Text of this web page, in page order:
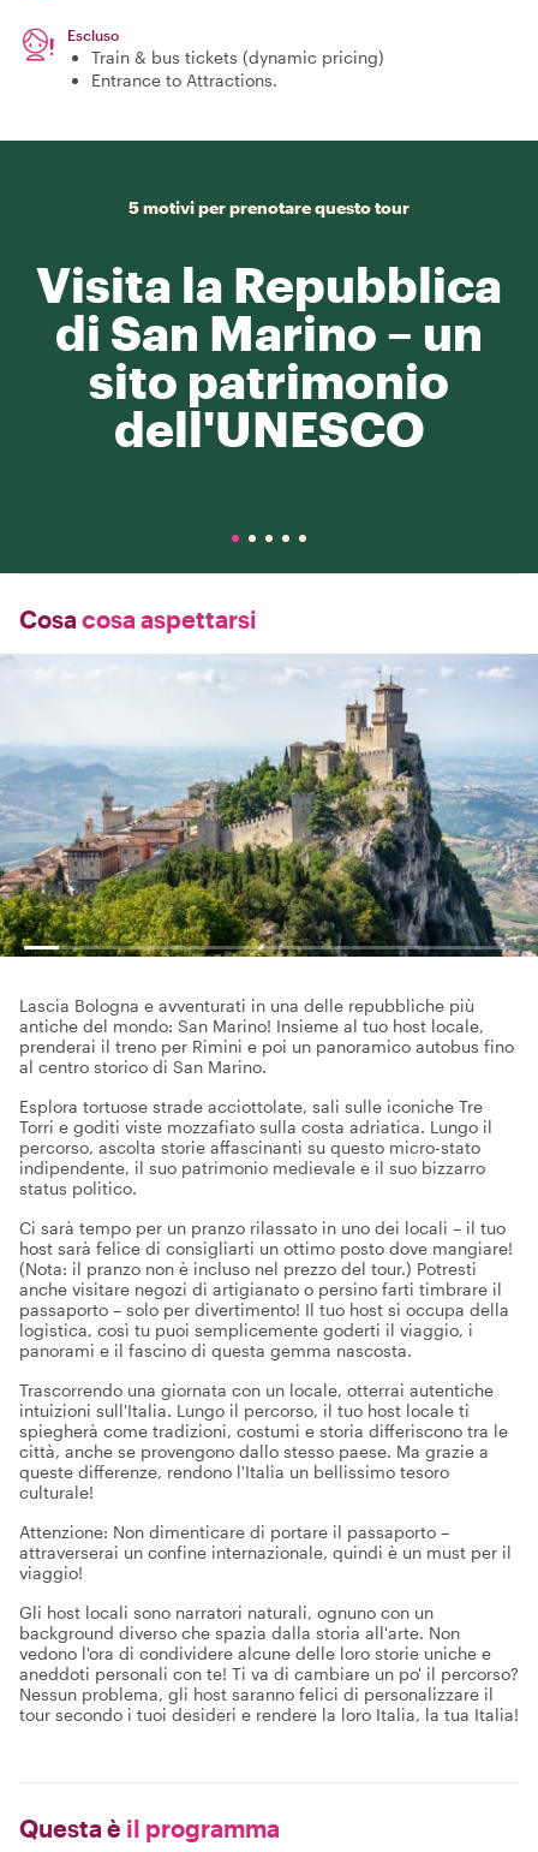
Escluso
Train & bus tickets (dynamic pricing)
Entrance to Attractions.
5 motivi per prenotare questo tour
Visita la Repubblica
di San Marino – un
sito patrimonio
dell'UNESCO
Cosa cosa aspettarsi
Lascia Bologna e avventurati in una delle repubbliche più
antiche del mondo: San Marino! Insieme al tuo host locale,
prenderai il treno per Rimini e poi un panoramico autobus fino
al centro storico di San Marino.
Esplora tortuose strade acciottolate, sali sulle iconiche Tre
Torri e goditi viste mozzafiato sulla costa adriatica. Lungo il
percorso, ascolta storie affascinanti su questo micro-stato
indipendente, il suo patrimonio medievale e il suo bizzarro
status politico.
Ci sarà tempo per un pranzo rilassato in uno dei locali – il tuo
host sarà felice di consigliarti un ottimo posto dove mangiare!
(Nota: il pranzo non è incluso nel prezzo del tour.) Potresti
anche visitare negozi di artigianato o persino farti timbrare il
passaporto – solo per divertimento! Il tuo host si occupa della
logistica, così tu puoi semplicemente goderti il viaggio, i
panorami e il fascino di questa gemma nascosta.
Trascorrendo una giornata con un locale, otterrai autentiche
intuizioni sull'Italia. Lungo il percorso, il tuo host locale ti
spiegherà come tradizioni, costumi e storia differiscono tra le
città, anche se provengono dallo stesso paese. Ma grazie a
queste differenze, rendono l'Italia un bellissimo tesoro
culturale!
Attenzione: Non dimenticare di portare il passaporto –
attraverserai un confine internazionale, quindi è un must per il
viaggio!
Gli host locali sono narratori naturali, ognuno con un
background diverso che spazia dalla storia all'arte. Non
vedono l'ora di condividere alcune delle loro storie uniche e
aneddoti personali con te! Ti va di cambiare un po' il percorso?
Nessun problema, gli host saranno felici di personalizzare il
tour secondo i tuoi desideri e rendere la loro Italia, la tua Italia!
Questa è il programma